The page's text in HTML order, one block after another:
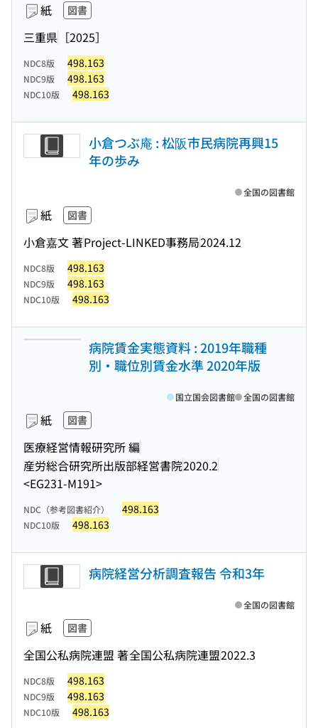
紙 図書
三重県 ［2025］
NDC8版 498.163
NDC9版 498.163
NDC10版 498.163
小倉つぶ庵 : 松阪市民病院再興15
年の歩み
紙 図書
小倉嘉文 著Project-LINKED事務局2024.12
全国の図書館
NDC8版 498.163
NDC9版 498.163
NDC10版 498.163
病院賃金実態資料 : 2019年職種
別・職位別賃金水準 2020年版
紙 図書
医療経営情報研究所 編
産労総合研究所出版部経営書院2020.2
<EG231-M191>
国立国会図書館 全国の図書館
NDC（参考図書紹介） 498.163
NDC10版 498.163
病院経営分析調査報告 令和3年
紙 図書
全国公私病院連盟 著全国公私病院連盟2022.3
全国の図書館
NDC8版 498.163
NDC9版 498.163
NDC10版 498.163